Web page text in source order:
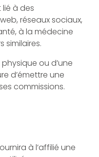
lié à des
réseaux sociaux,
à la médecine
similaires.
ou d’une
d’émettre une
commissions.
à l’affilié une